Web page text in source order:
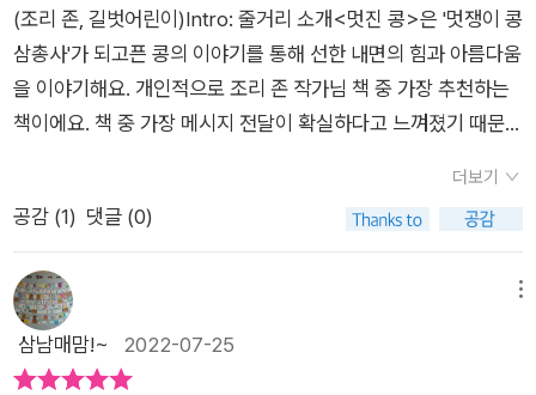
(조리 존, 길벗어린이)Intro: 줄거리 소개<멋진 콩>은 '멋쟁이 콩
삼총사'가 되고픈 콩의 이야기를 통해 선한 내면의 힘과 아름다움
을 이야기해요. 개인적으로 조리 존 작가님 책 중 가장 추천하는
책이에요. 책 중 가장 메시지 전달이 확실하다고 느껴졌기 때문이
지 않아요. 그들처럼 머리도 뒤로 넘기고, 그들의 걸음거리처럼
거들먹거리며 다녀보기도 했죠. 하지만 중요한 건 그게 아니었어
을 도와줘요. 그 모습을 보며 알았죠. 그들이 멋진 이유는 단순히
외면이 화려하기 때문이 아니란 것을요. 중요한 건 따듯한 말과
마음에서 우러나오는 미소라는 것을요.<멋진 콩>으로 보는 그
더보기
공감 (1) 댓글 (0)
삼남매맘!~ 2022-07-25